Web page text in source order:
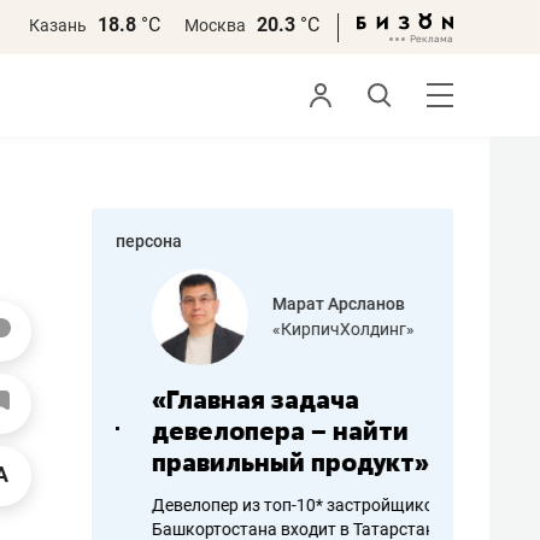
Казань 18.8 °С Москва 20.3 °С
персона
Марат Арсланов
«КирпичХолдинг»
«Главная задача
девелопера – найти
правильный продукт»
Девелопер из топ-10* застройщиков
Башкортостана входит в Татарстан